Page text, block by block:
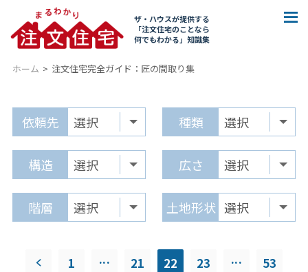
ザ・ハウスが提供する
「注文住宅のことなら
何でもわかる」知識集
ホーム 注文住宅完全ガイド： 匠の間取り集
依頼先 種類
構造 広さ
階層 土地形状
1 ... 21 22 23 ... 53